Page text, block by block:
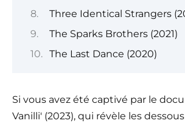
Three Identical Strangers
The Sparks Brothers (2021)
The Last Dance (2020)
Si vous avez été captivé par le
Vanilli' (2023), qui révèle les